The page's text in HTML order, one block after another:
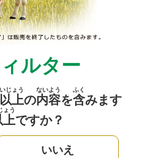
ルター
以上
いじょう
の内容
ないよう
を含
ふく
みます
上
ょう
ですか？
いいえ